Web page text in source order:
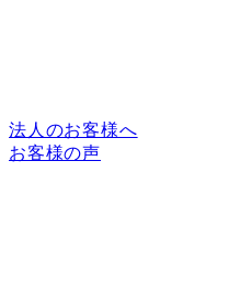
法人のお客様へ
お客様の声